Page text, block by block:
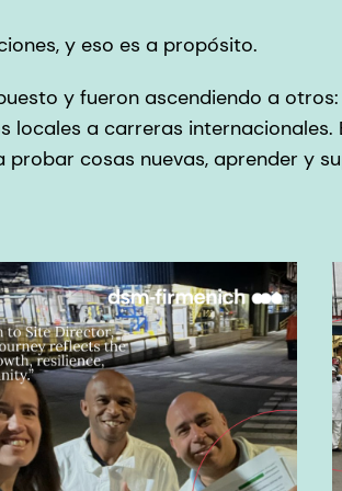
y eso es a propósito.
y fueron ascendiendo a
a carreras
cosas nuevas, aprender y